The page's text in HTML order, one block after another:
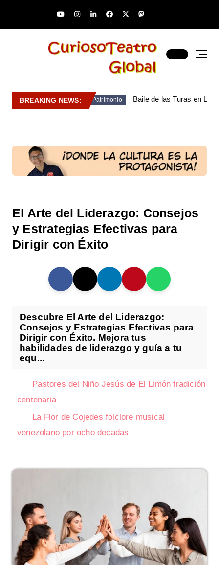
BREAKING NEWS: Patrimonio Baile de las Turas en
El Arte del Liderazgo: Consejos
y Estrategias Efectivas para
Dirigir con Éxito
Descubre El Arte del Liderazgo:
Consejos y Estrategias Efectivas para
Dirigir con Éxito. Mejora tus
habilidades de liderazgo y guía a tu
equ...
Pastores del Niño Jesús de El Limón tradición
centenaria
La Flor de Cojedes folclore musical
venezolano por ocho decadas